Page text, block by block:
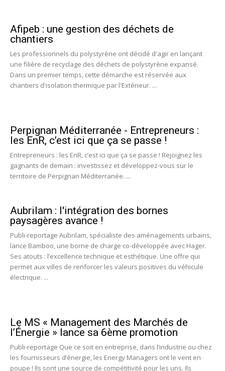
Afipeb : une gestion des déchets de
chantiers
Les professionnels du polystyrène ont décidé d'agir en lançant
une filière de recyclage des déchets de polystyrène expansé.
Dans un premier temps, cette démarche est réservée aux
chantiers d'isolation thermique par l'Extérieur. ...
Perpignan Méditerranée - Entrepreneurs :
les EnR, c’est ici que ça se passe !
Entrepreneurs : les EnR, c’est ici que ça se passe ! Rejoignez les
gagnants de demain : investissez et développez-vous sur le
territoire de Perpignan Méditerranée. ...
Aubrilam : l'intégration des bornes
paysagères avance !
Publi-reportage Aubrilam, spécialiste des aménagements urbains,
lance Bamboo, une borne de charge co-développée avec Hager.
Ses atouts : l’excellence technique et esthétique. Une offre qui
permet aux villes de renforcer les valeurs positives du véhicule
électrique. ...
Le MS « Management des Marchés de
l’Énergie » lance sa 6ème promotion
Publi-reportage Que ce soit en entreprise, dans l’industrie ou chez
les fournisseurs d’énergie, les Energy Managers ont le vent en
poupe ! Ils sont une source de compétitivité pour les uns. Ils